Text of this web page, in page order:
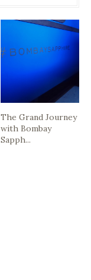
The Grand Journey
with Bombay
Sapph...